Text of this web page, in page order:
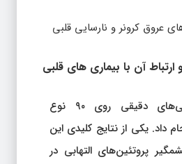
عروق کرونر و نارسایی قلبی
ارتباط آن با بیماری‌ های قلبی
این تحقیق بررسی‌های دقیقی روی ۹۰ نوع
داد. یکی از نتایج کلیدی این
پروتئین‌های التهابی در